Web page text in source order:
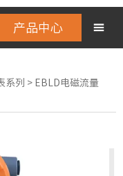
产品中心 
系列 > EBLD电磁流量